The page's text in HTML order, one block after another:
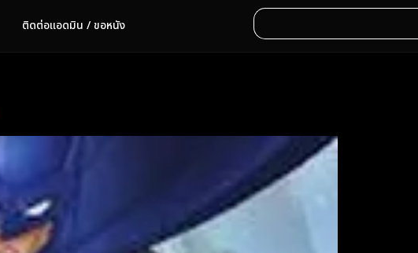
ติดต่อแอดมิน / ขอหนัง